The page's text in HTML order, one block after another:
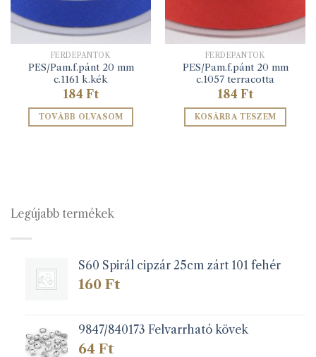
FERDEPÁNTOK
PES/Pam.f.pánt 20 mm
c.1161 k.kék
184 Ft
TOVÁBB OLVASOM
FERDEPÁNTOK
PES/Pam.f.pánt 20 mm
c.1057 terracotta
184 Ft
KOSÁRBA TESZEM
Legújabb termékek
S60 Spirál cipzár 25cm zárt 101 fehér
160 Ft
9847/840173 Felvarrható kövek
64 Ft